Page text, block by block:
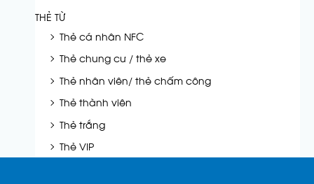
THẺ TỪ
Thẻ cá nhân NFC
Thẻ chung cư / thẻ xe
Thẻ nhân viên/ thẻ chấm công
Thẻ thành viên
Thẻ trắng
Thẻ VIP